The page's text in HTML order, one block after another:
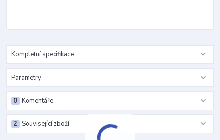
Kompletní specifikace
Parametry
Komentáře
0
Související zboží
2